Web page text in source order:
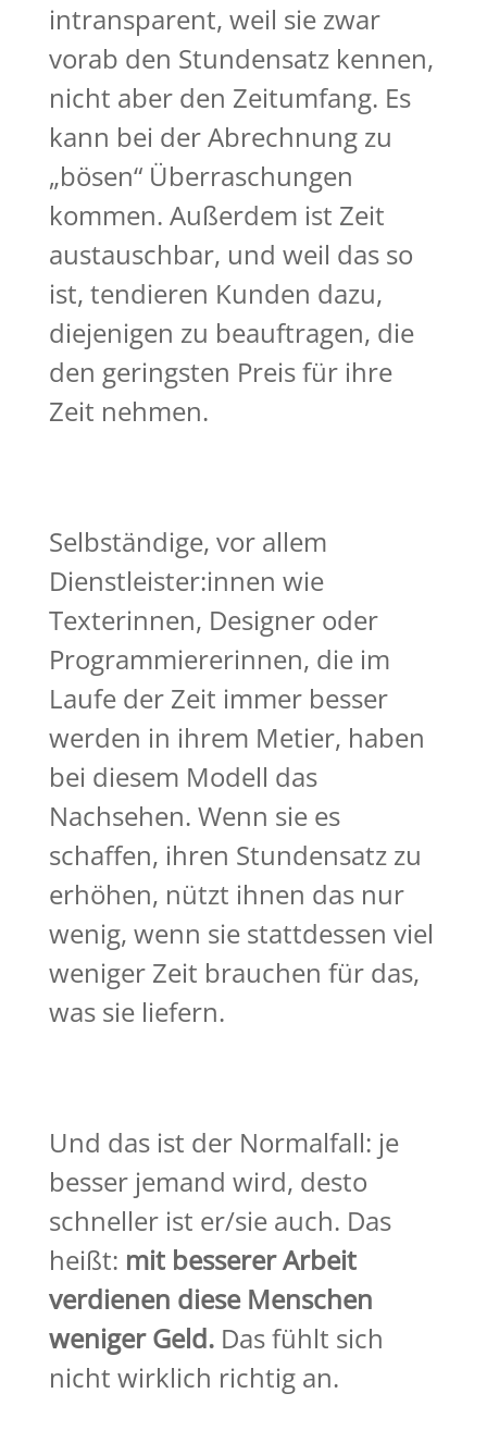
intransparent, weil sie zwar
vorab den Stundensatz kennen,
nicht aber den Zeitumfang. Es
kann bei der Abrechnung zu
„bösen“ Überraschungen
kommen. Außerdem ist Zeit
austauschbar, und weil das so
ist, tendieren Kunden dazu,
diejenigen zu beauftragen, die
den geringsten Preis für ihre
Zeit nehmen.
Selbständige, vor allem
Dienstleister:innen wie
Texterinnen, Designer oder
Programmiererinnen, die im
Laufe der Zeit immer besser
werden in ihrem Metier, haben
bei diesem Modell das
Nachsehen. Wenn sie es
schaffen, ihren Stundensatz zu
erhöhen, nützt ihnen das nur
wenig, wenn sie stattdessen viel
weniger Zeit brauchen für das,
was sie liefern.
Und das ist der Normalfall: je
besser jemand wird, desto
schneller ist er/sie auch. Das
heißt: mit besserer Arbeit
verdienen diese Menschen
weniger Geld.Das fühlt sich
nicht wirklich richtig an.